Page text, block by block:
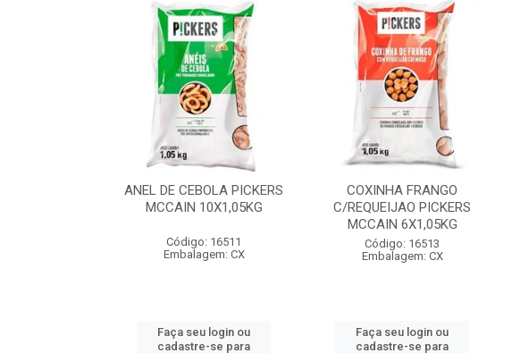
ANEL DE CEBOLA PICKERS
MCCAIN 10X1,05KG
Código: 16511
Embalagem: CX
Faça seu login ou
cadastre-se para
COXINHA FRANGO
C/REQUEIJAO PICKERS
MCCAIN 6X1,05KG
Código: 16513
Embalagem: CX
Faça seu login ou
cadastre-se para